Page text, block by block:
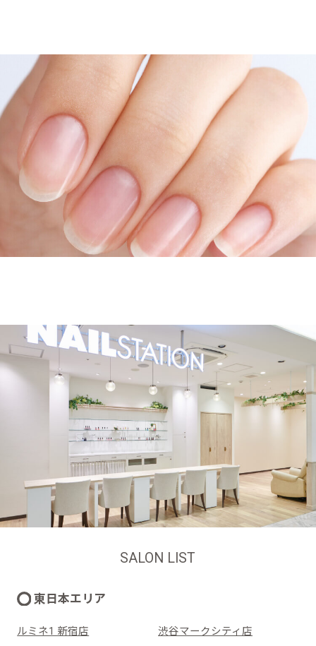
SALON LIST
東日本エリア
ルミネ1 新宿店 渋谷マークシティ店